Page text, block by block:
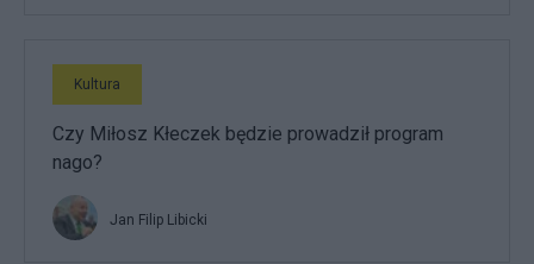
Kultura
Czy Miłosz Kłeczek będzie prowadził program
nago?
Jan Filip Libicki